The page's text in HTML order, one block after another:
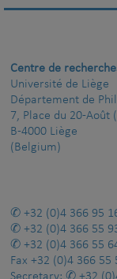
Centre de
Université de Liège
Département de
7, Place du 20-Août
B-4000 Liège
(Belgium)
+32 (0)4 366 95
+32 (0)4 366 55
+32 (0)4 366 55
Fax +32 (0)4 366 55